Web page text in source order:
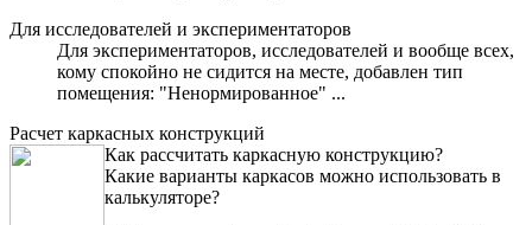
Для исследователей и экспериментаторов
Для экспериментаторов, исследователей и вообще всех,
кому спокойно не сидится на месте, добавлен тип
помещения: "Ненормированное" ...
Расчет каркасных конструкций
Как рассчитать каркасную конструкцию?
Какие варианты каркасов можно использовать в
калькуляторе?